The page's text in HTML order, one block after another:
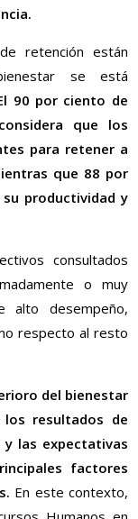
retención están
se está
90 por ciento de
que los
para retener a
que 88 por
productividad y
consultados
o muy
alto desempeño,
respecto al resto
del bienestar
resultados de
las expectativas
factores
En este contexto,